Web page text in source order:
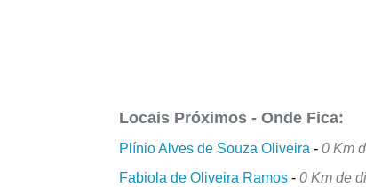
Locais Próximos - Onde Fica:
Plínio Alves de Souza Oliveira -0 Km
Fabiola de Oliveira Ramos -0 Km de